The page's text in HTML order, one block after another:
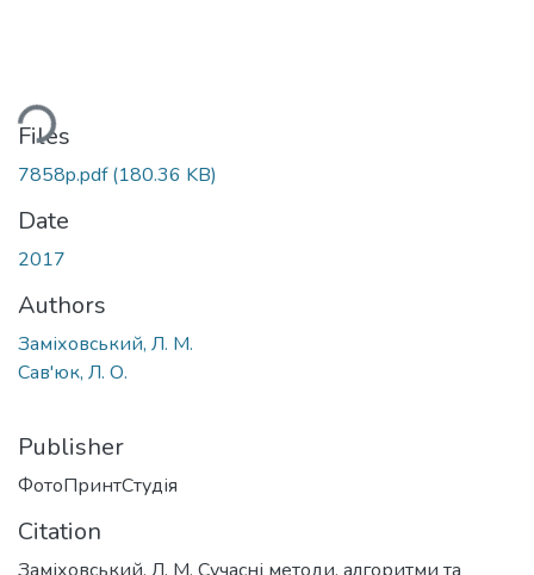
Files
7858p.pdf(180.36 KB)
Date
2017
Authors
Заміховський, Л. М.
Сав'юк, Л. О.
Publisher
ФотоПринтСтудія
Citation